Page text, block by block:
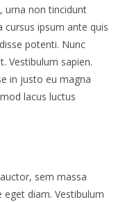
urna non tincidunt
ipsum ante quis
potenti. Nunc
Vestibulum sapien.
in justo eu magna
lacus luctus
sem massa
diam. Vestibulum